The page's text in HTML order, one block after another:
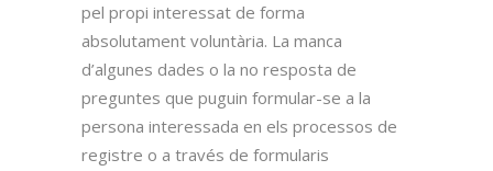
pel propi interessat de forma
absolutament voluntària. La manca
d’algunes dades o la no resposta de
preguntes que puguin formular-se a la
persona interessada en els processos de
registre o a través de formularis